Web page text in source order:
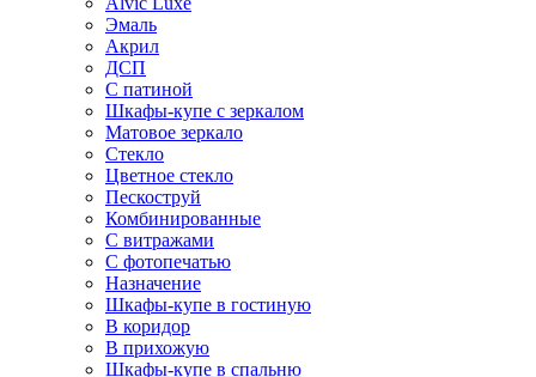
Эмаль
Акрил
ДСП
С патиной
Шкафы-купе с зеркалом
Матовое зеркало
Стекло
Цветное стекло
Пескоструй
Комбинированные
С витражами
С фотопечатью
Назначение
Шкафы-купе в гостиную
В коридор
В прихожую
Шкафы-купе в спальню